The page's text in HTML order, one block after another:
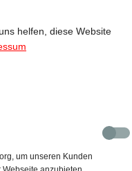
helfen, diese Website
um unseren Kunden